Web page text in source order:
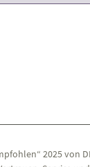
2025 von